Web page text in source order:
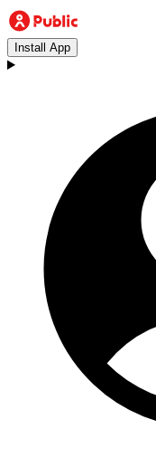
Install App